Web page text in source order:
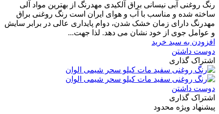
رنگ روغنی آبی نیسانی براق آلکیدی مهدرنگ از بهترین مواد آلی
ساخته شده و مناسب با آب و هوای ایران است رنگ روغنی براق
مهدرنگ دارای زﻣﺎن ﺧﺸﮏ ﺷﺪن، دوام ﭘﺎﯾﺪاری عالی در ﺑﺮاﺑﺮ ﺳﺎﯾﺶ
و ﻋﻮاﻣﻞ ﺟﻮی از ﺧﻮد ﻧﺸﺎن ﻣﯽ دﻫﺪ. ﻟﺬا ﺟﻬﺖ...
افزودن به سبد خرید
دوست داشتن
اشتراک گذاری
دوست داشتن
اشتراک گذاری
پیشنهاد ویژه محدود